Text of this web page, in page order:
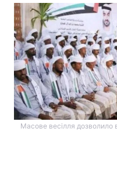
Масове весілля